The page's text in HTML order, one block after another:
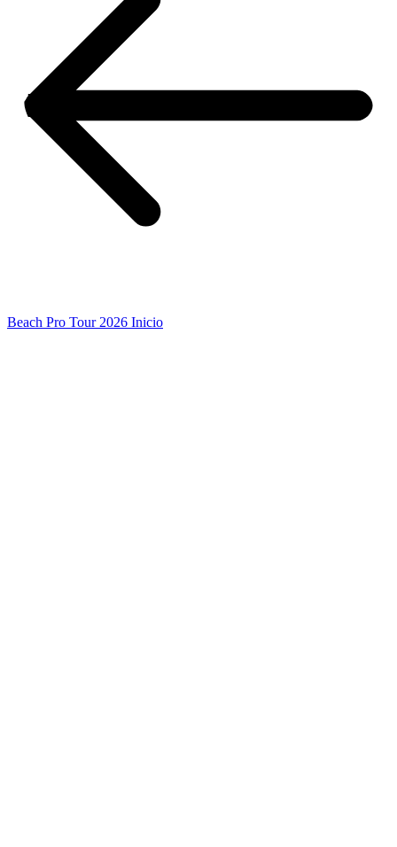
Beach Pro Tour 2026 Inicio